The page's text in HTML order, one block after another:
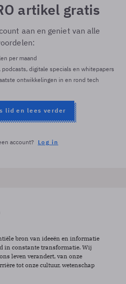
artikel gratis
aan en geniet van alle
per maand
digitale specials en whitepapers
ontwikkelingen in en rond tech
lid en lees verder
account? Log in
bron van ideeën en informatie
in constante transformatie. Wij
leven verandert, van onze
tot onze cultuur, wetenschap